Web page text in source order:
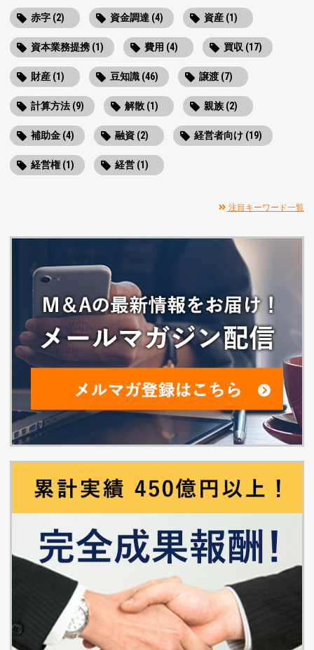
赤字 (2) 資金調達 (4) 資産 (1)
資本業務提携 (1) 費用 (4) 買収 (17)
財産 (1) 豆知識 (46) 譲渡 (7)
計算方法 (9) 解散 (1) 親族 (2)
補助金 (4) 融資 (2) 経営者向け (19)
経営権 (1) 経営 (1)
注目キーワード一覧